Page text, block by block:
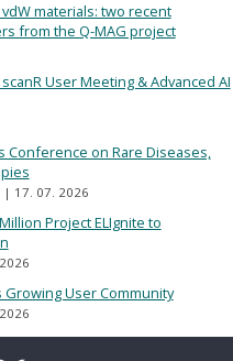
materials: two recent
from the Q-MAG project
User Meeting & Advanced AI
Conference on Rare Diseases,
17. 07. 2026
Project ELIgnite to
Growing User Community